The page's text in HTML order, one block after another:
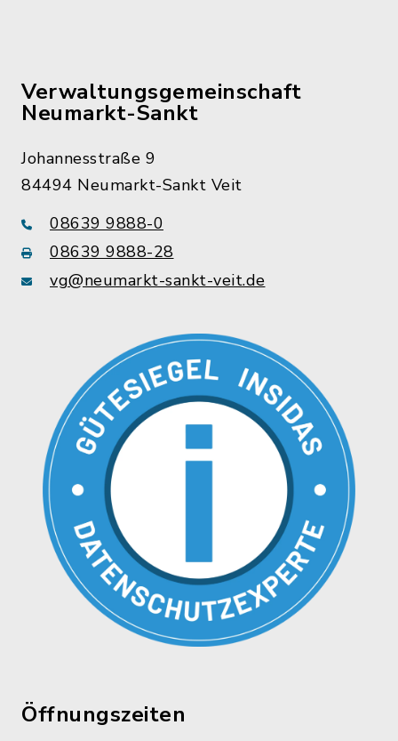
Verwaltungsgemeinschaft
Neumarkt-Sankt
Johannesstraße 9
84494 Neumarkt-Sankt Veit
08639 9888-0
08639 9888-28
vg@neumarkt-sankt-veit.de
Öffnungszeiten